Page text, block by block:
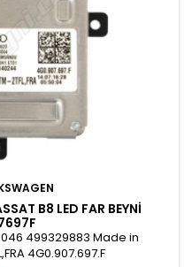
B8 LED FAR BEYNI
499329883 Made in
4G0.907.697.F